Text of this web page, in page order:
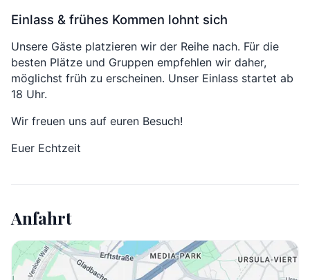
Einlass & frühes Kommen lohnt sich
Unsere Gäste platzieren wir der Reihe nach. Für die
besten Plätze und Gruppen empfehlen wir daher,
möglichst früh zu erscheinen. Unser Einlass startet ab
18 Uhr.
Wir freuen uns auf euren Besuch!
Euer Echtzeit
Anfahrt